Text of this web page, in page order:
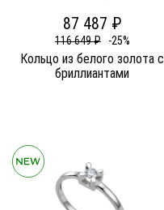
87 487 ₽
116 649 ₽ -25%
Кольцо из белого золота c
бриллиантами